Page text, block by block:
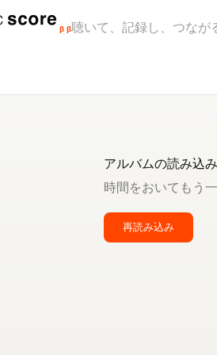
β β聴いて、記録し、つなが
アルバムの読み込
時間をおいてもう
再読み込み